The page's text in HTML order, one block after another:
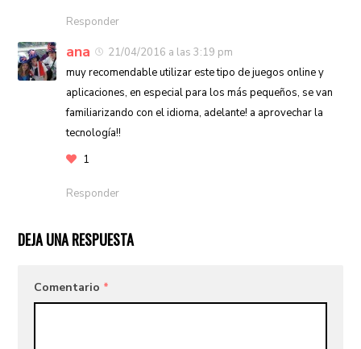
Responder
ana
21/04/2016 a las 3:19 pm
muy recomendable utilizar este tipo de juegos online y
aplicaciones, en especial para los más pequeños, se van
familiarizando con el idioma, adelante! a aprovechar la
tecnología!!
1
Responder
DEJA UNA RESPUESTA
Comentario *